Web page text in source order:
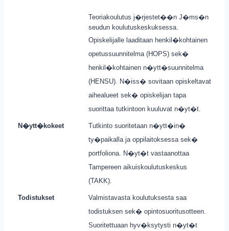
Teoriakoulutus j�rjestet��n J�ms�n
seudun koulutuskeskuksessa.
Opiskelijalle laaditaan henkil�kohtainen
opetussuunnitelma (HOPS) sek�
henkil�kohtainen n�ytt�suunnitelma
(HENSU). N�iss� sovitaan opiskeltavat
aihealueet sek� opiskelijan tapa
suorittaa tutkintoon kuuluvat n�yt�t.
N�ytt�kokeet
Tutkinto suoritetaan n�ytt�in�
ty�paikalla ja oppilaitoksessa sek�
portfoliona. N�yt�t vastaanottaa
Tampereen aikuiskoulutuskeskus
(TAKK).
Todistukset
Valmistavasta koulutuksesta saa
todistuksen sek� opintosuoritusotteen.
Suoritettuaan hyv�ksytysti n�yt�t